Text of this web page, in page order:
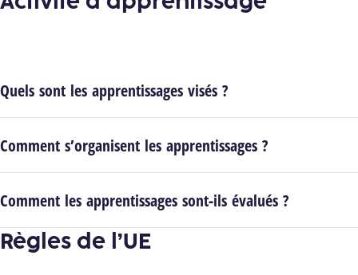
Quels sont les apprentissages visés ?
Comment s’organisent les apprentissages ?
Comment les apprentissages sont-ils évalués ?
Règles de l’UE